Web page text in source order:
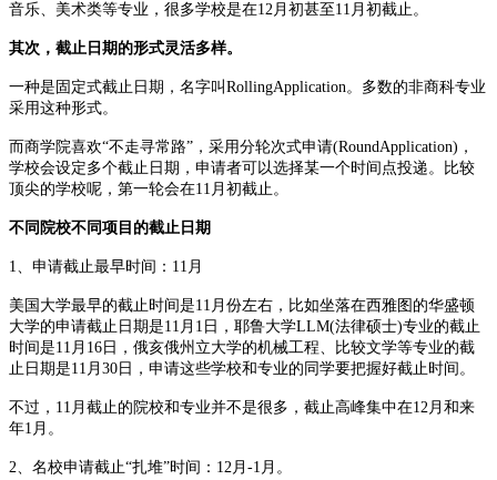
音乐、美术类等专业，很多学校是在12月初甚至11月初截止。
其次，截止日期的形式灵活多样。
一种是固定式截止日期，名字叫RollingApplication。多数的非商科专业
采用这种形式。
而商学院喜欢“不走寻常路”，采用分轮次式申请(RoundApplication)，
学校会设定多个截止日期，申请者可以选择某一个时间点投递。比较
顶尖的学校呢，第一轮会在11月初截止。
不同院校不同项目的截止日期
1、申请截止最早时间：11月
美国大学最早的截止时间是11月份左右，比如坐落在西雅图的华盛顿
大学的申请截止日期是11月1日，耶鲁大学LLM(法律硕士)专业的截止
时间是11月16日，俄亥俄州立大学的机械工程、比较文学等专业的截
止日期是11月30日，申请这些学校和专业的同学要把握好截止时间。
不过，11月截止的院校和专业并不是很多，截止高峰集中在12月和来
年1月。
2、名校申请截止“扎堆”时间：12月-1月。